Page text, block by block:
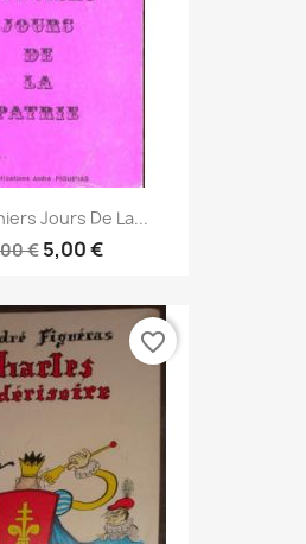
Jours De La...
€ 5,00 €
favorite_border